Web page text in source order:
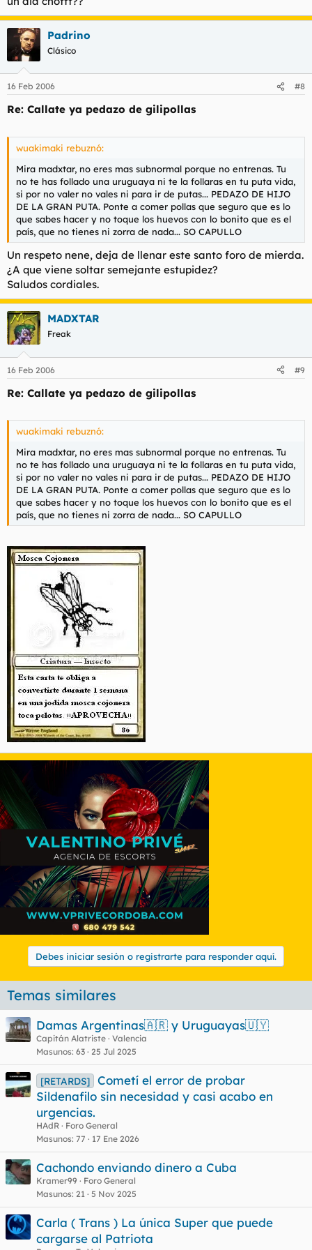
Padrino
Clásico
16 Feb 2006 #8
Re: Callate ya pedazo de gilipollas
wuakimaki rebuznó:
Mira madxtar, no eres mas subnormal porque no entrenas. Tu
no te has follado una uruguaya ni te la follaras en tu puta vida,
si por no valer no vales ni para ir de putas... PEDAZO DE HIJO
DE LA GRAN PUTA. Ponte a comer pollas que seguro que es lo
que sabes hacer y no toque los huevos con lo bonito que es el
país, que no tienes ni zorra de nada... SO CAPULLO
Un respeto nene, deja de llenar este santo foro de mierda.
¿A que viene soltar semejante estupidez?
Saludos cordiales.
MADXTAR
Freak
16 Feb 2006 #9
Re: Callate ya pedazo de gilipollas
wuakimaki rebuznó:
Mira madxtar, no eres mas subnormal porque no entrenas. Tu
no te has follado una uruguaya ni te la follaras en tu puta vida,
si por no valer no vales ni para ir de putas... PEDAZO DE HIJO
DE LA GRAN PUTA. Ponte a comer pollas que seguro que es lo
que sabes hacer y no toque los huevos con lo bonito que es el
país, que no tienes ni zorra de nada... SO CAPULLO
Debes iniciar sesión o registrarte para responder aquí.
Temas similares
Damas Argentinas🇦🇷 y Uruguayas🇺🇾
Capitán Alatriste Valencia
Masunos 63 25 Jul 2025
[RETARDS]
Cometí el error de probar
Sildenafilo sin necesidad y casi acabo en
urgencias.
HAdR
Foro General
Masunos 77 17 Ene 2026
Cachondo enviando dinero a Cuba
Kramer99
Foro General
Masunos 21 5 Nov 2025
Carla ( Trans ) La única Super que puede
cargarse al Patriota